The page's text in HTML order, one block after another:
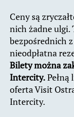
Ceny są
nich żadne ulgi.
bezpośrednich
nieodpłatna
Bilety można
Intercity.
oferta Visit
Intercity.